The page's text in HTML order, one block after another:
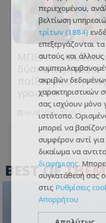
ΜΠΕΡΓΚ:
δύσκολο γήπεδο
παίξουμε στην
γρασίδι»
06.08.2026 - 22:25
BEST OF
περιεχομένου,
βελτίωση
τρίτων (1884)
επεξεργάζονται
αυτούς και
ακριβών
χαρακτηριστικών
σας ισχύουν μόνο
ιστότοπο.
μπορεί να
συμφέρον αντί για
δικαίωμα να
διαφήμισης.
συγκατάθεσή σας
στις Ρυθμίσεις
Απορρήτου